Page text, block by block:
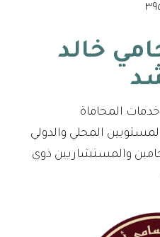
خالد
المحاماة
المحلي والدولي
والمستشاريين ذوي